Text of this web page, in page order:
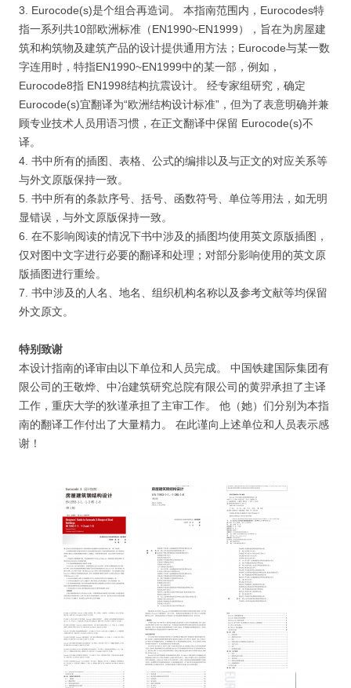
3. Eurocode(s)是个组合再造词。 本指南范围内，Eurocodes特
指一系列共10部欧洲标准（EN1990~EN1999），旨在为房屋建
筑和构筑物及建筑产品的设计提供通用方法；Eurocode与某一数
字连用时，特指EN1990~EN1999中的某一部，例如，
Eurocode8指 EN1998结构抗震设计。 经专家组研究，确定
Eurocode(s)宜翻译为“欧洲结构设计标准”，但为了表意明确并兼
顾专业技术人员用语习惯，在正文翻译中保留 Eurocode(s)不
译。
4. 书中所有的插图、表格、公式的编排以及与正文的对应关系等
与外文原版保持一致。
5. 书中所有的条款序号、括号、函数符号、单位等用法，如无明
显错误，与外文原版保持一致。
6. 在不影响阅读的情况下书中涉及的插图均使用英文原版插图，
仅对图中文字进行必要的翻译和处理；对部分影响使用的英文原
版插图进行重绘。
7. 书中涉及的人名、地名、组织机构名称以及参考文献等均保留
外文原文。
特别致谢
本设计指南的译审由以下单位和人员完成。 中国铁建国际集团有
限公司的王敬烨、中冶建筑研究总院有限公司的黄羿承担了主译
工作，重庆大学的狄谨承担了主审工作。 他（她）们分别为本指
南的翻译工作付出了大量精力。 在此谨向上述单位和人员表示感
谢！